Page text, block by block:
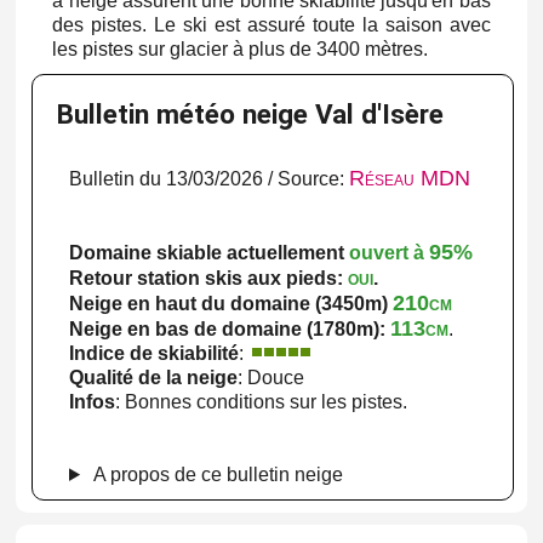
des pistes. Le ski est assuré toute la saison avec
les pistes sur glacier à plus de 3400 mètres.
Bulletin météo neige Val d'Isère
Bulletin du 13/03/2026 / Source: Réseau MDN
Domaine skiable actuellementouvert à95%
Retour station skis aux pieds:oui.
Neige en haut du domaine (3450m)210cm
Neige en bas de domaine (1780m): 113cm.
Indice de skiabilité:
Qualité de la neige: Douce
Infos: Bonnes conditions sur les pistes.
A propos de ce bulletin neige